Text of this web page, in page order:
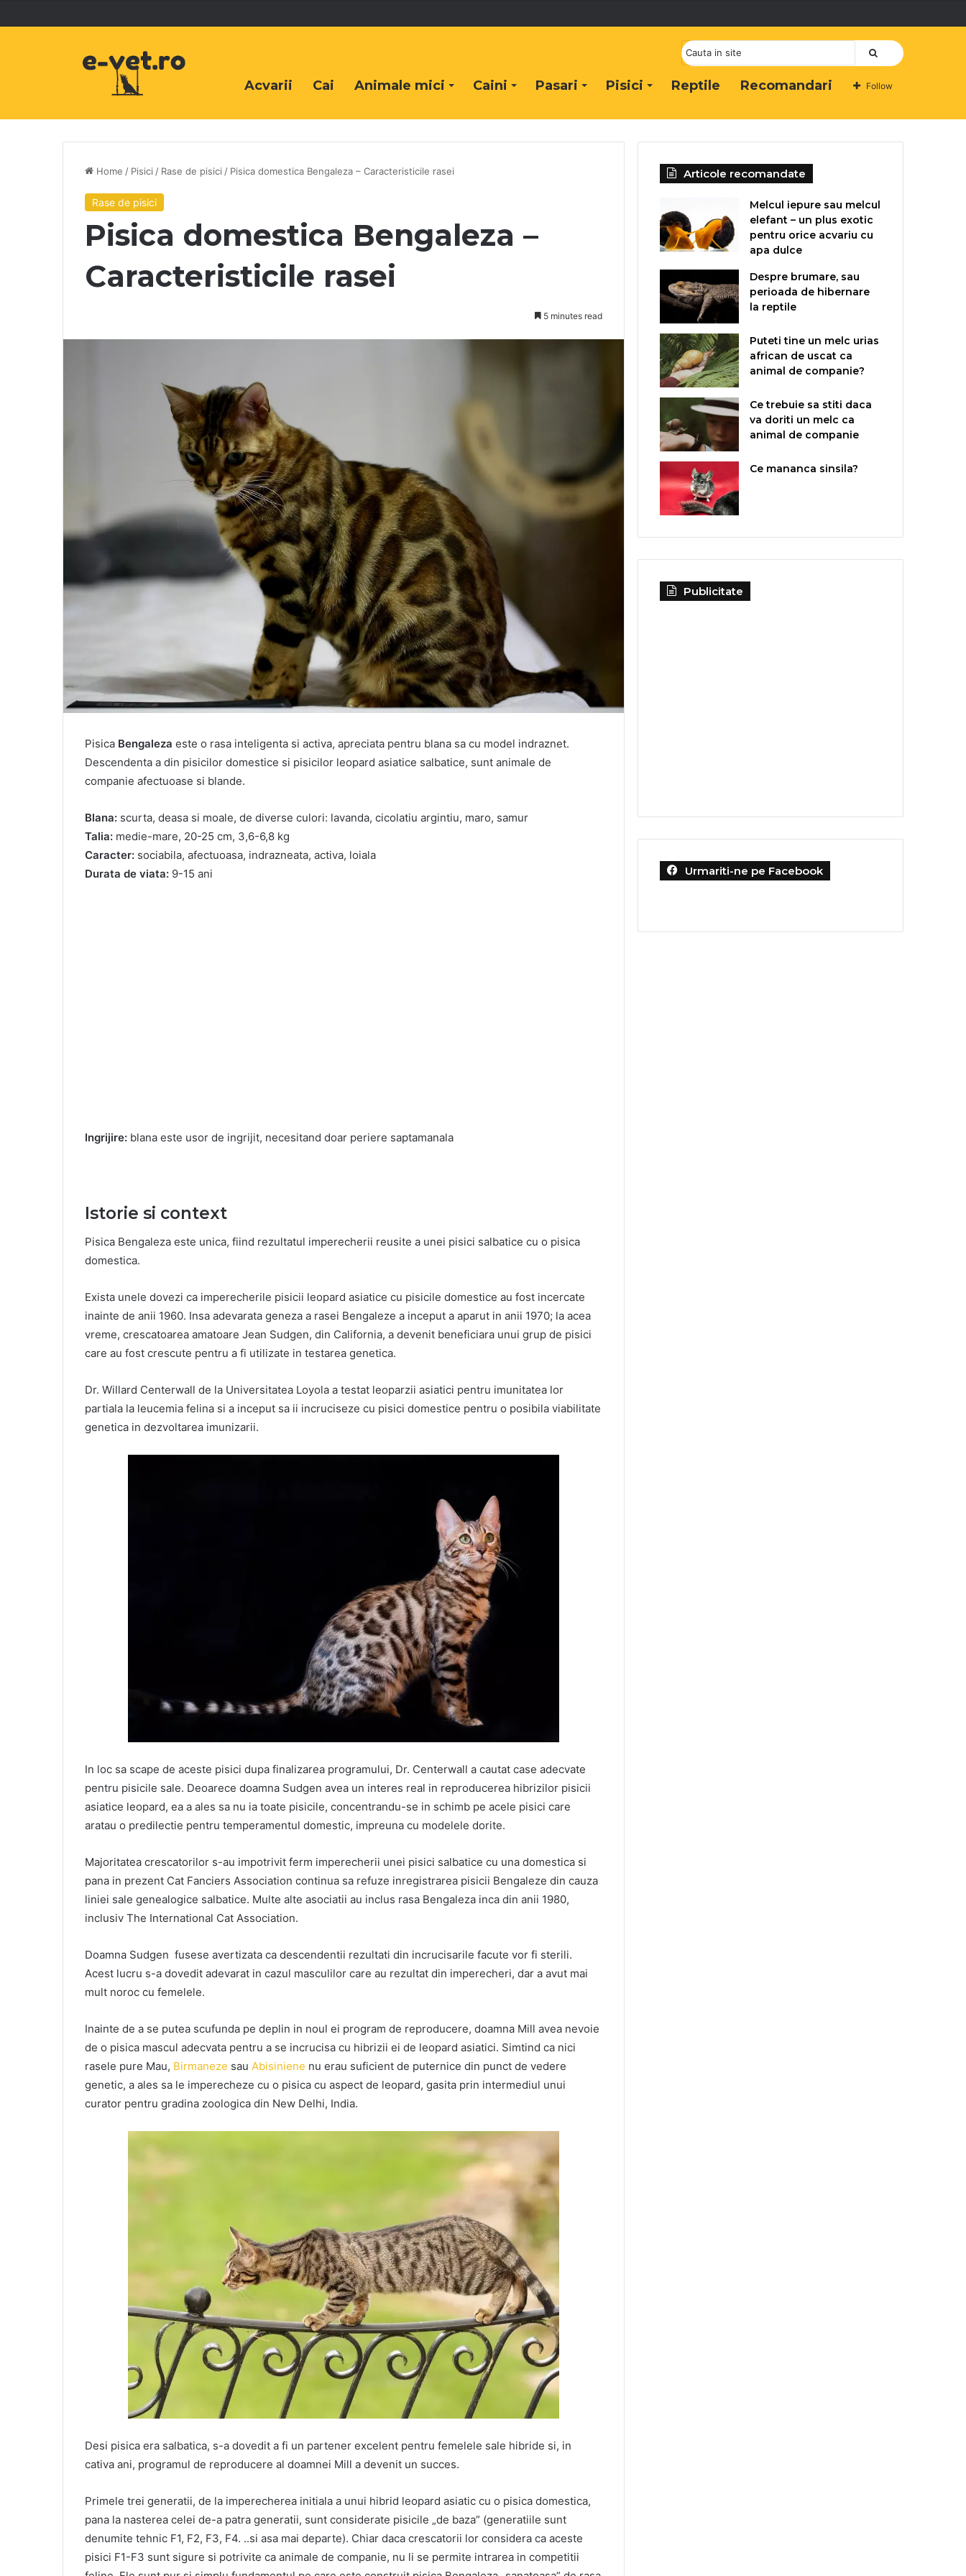
Cauta
Acvarii Cai Animale mici Caini Pasari Pisici Reptile Recomandari Follow
Home / Pisici / Rase de pisici / Pisica domestica Bengaleza – Caracteristicile rasei
Rase de pisici
Pisica domestica Bengaleza –
Caracteristicile rasei
5 minutes read
Pisica Bengaleza este o rasa inteligenta si activa, apreciata pentru blana sa cu model indraznet.
Descendenta a din pisicilor domestice si pisicilor leopard asiatice salbatice, sunt animale de
companie afectuoase si blande.
Blana: scurta, deasa si moale, de diverse culori: lavanda, cicolatiu argintiu, maro, samur
Talia: medie-mare, 20-25 cm, 3,6-6,8 kg
Caracter: sociabila, afectuoasa, indrazneata, activa, loiala
Durata de viata: 9-15 ani
Ingrijire: blana este usor de ingrijit, necesitand doar periere saptamanala
Istorie si context
Pisica Bengaleza este unica, fiind rezultatul imperecherii reusite a unei pisici salbatice cu o pisica
domestica.
Exista unele dovezi ca imperecherile pisicii leopard asiatice cu pisicile domestice au fost incercate
inainte de anii 1960. Insa adevarata geneza a rasei Bengaleze a inceput a aparut in anii 1970; la acea
vreme, crescatoarea amatoare Jean Sudgen, din California, a devenit beneficiara unui grup de pisici
care au fost crescute pentru a fi utilizate in testarea genetica.
Dr. Willard Centerwall de la Universitatea Loyola a testat leoparzii asiatici pentru imunitatea lor
partiala la leucemia felina si a inceput sa ii incruciseze cu pisici domestice pentru o posibila viabilitate
genetica in dezvoltarea imunizarii.
In loc sa scape de aceste pisici dupa finalizarea programului, Dr. Centerwall a cautat case adecvate
pentru pisicile sale. Deoarece doamna Sudgen avea un interes real in reproducerea hibrizilor pisicii
asiatice leopard, ea a ales sa nu ia toate pisicile, concentrandu-se in schimb pe acele pisici care
aratau o predilectie pentru temperamentul domestic, impreuna cu modelele dorite.
Majoritatea crescatorilor s-au impotrivit ferm imperecherii unei pisici salbatice cu una domestica si
pana in prezent Cat Fanciers Association continua sa refuze inregistrarea pisicii Bengaleze din cauza
liniei sale genealogice salbatice. Multe alte asociatii au inclus rasa Bengaleza inca din anii 1980,
inclusiv The International Cat Association.
Doamna Sudgen fusese avertizata ca descendentii rezultati din incrucisarile facute vor fi sterili.
Acest lucru s-a dovedit adevarat in cazul masculilor care au rezultat din imperecheri, dar a avut mai
mult noroc cu femelele.
Inainte de a se putea scufunda pe deplin in noul ei program de reproducere, doamna Mill avea nevoie
de o pisica mascul adecvata pentru a se incrucisa cu hibrizii ei de leopard asiatici. Simtind ca nici
rasele pure Mau, Birmaneze sau Abisiniene nu erau suficient de puternice din punct de vedere
genetic, a ales sa le imperecheze cu o pisica cu aspect de leopard, gasita prin intermediul unui
curator pentru gradina zoologica din New Delhi, India.
Desi pisica era salbatica, s-a dovedit a fi un partener excelent pentru femelele sale hibride si, in
cativa ani, programul de reproducere al doamnei Mill a devenit un succes.
Primele trei generatii, de la imperecherea initiala a unui hibrid leopard asiatic cu o pisica domestica,
pana la nasterea celei de-a patra generatii, sunt considerate pisicile „de baza” (generatiile sunt
denumite tehnic F1, F2, F3, F4. ..si asa mai departe). Chiar daca crescatorii lor considera ca aceste
pisici F1-F3 sunt sigure si potrivite ca animale de companie, nu li se permite intrarea in competitii
Articole recomandate
Melcul iepure sau melcul
elefant – un plus exotic
pentru orice acvariu cu
apa dulce
Despre brumare, sau
perioada de hibernare
la reptile
Puteti tine un melc urias
african de uscat ca
animal de companie?
Ce trebuie sa stiti daca
va doriti un melc ca
animal de companie
Ce mananca sinsila?
Publicitate
Urmariti-ne pe Facebook